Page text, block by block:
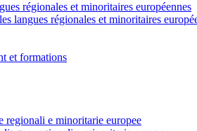
régionales et minoritaires européennes
langues régionales et minoritaires
et formations
regionali e minoritarie europee